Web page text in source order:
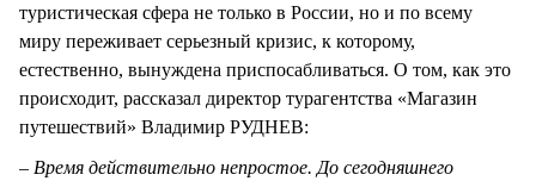
туристическая сфера не только в России, но и по всему
миру переживает серьезный кризис, к которому,
естественно, вынуждена приспосабливаться. О том, как это
происходит, рассказал директор турагентства «Магазин
путешествий» Владимир РУДНЕВ:
– Время действительно непростое. До сегодняшнего